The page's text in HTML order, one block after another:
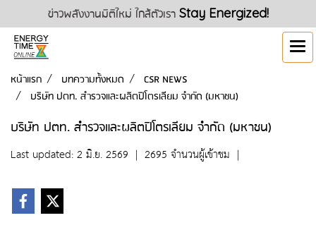
ข่าวพลังงานมิติใหม่ ใกล้ตัวเรา Stay Energized!
หน้าแรก บทความทั้งหมด
CSR NEWS
บริษัท ปตท. สำรวจและผลิตปิโตรเลียม จำกัด (มหาชน)
บริษัท ปตท. สำรวจและผลิตปิโตรเลียม จำกัด (มหาชน)
Last updated: 2 มิ.ย. 2569 | 2695 จำนวนผู้เข้าชม |